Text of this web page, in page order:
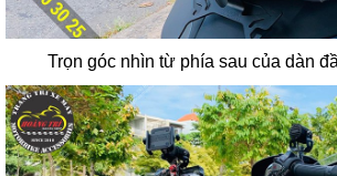
Trọn góc nhìn từ phía sau của dàn